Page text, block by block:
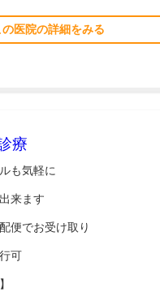
の医院の詳細をみる
療
も気軽に
来ます
便でお受け取り
可